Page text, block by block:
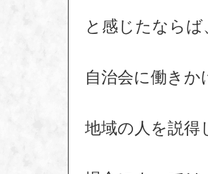
と感じたならば
自治会に働きか
地域の人を説得